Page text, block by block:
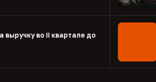
выручку во II квартале до